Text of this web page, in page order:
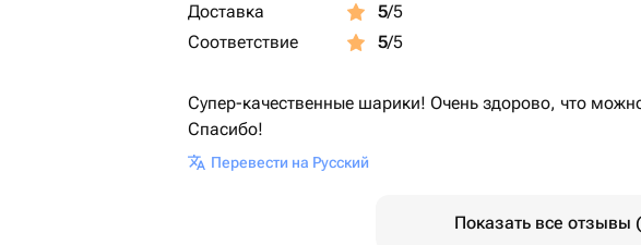
Доставка
5/5
Соответствие
5/5
Супер-качественные шарики! Очень здорово, что
Спасибо!
Перевести на Русский
Показать все отзывы